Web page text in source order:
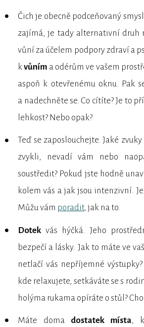
Čich je obecně podceňovaný
zajímá, je tady alternativní druh
vůní za účelem podpory zdraví a
kvůním a odérům ve vašem
aspoň k otevřenému oknu. Pak
a nadechněte se. Co cítíte? Je to
lehkost? Nebo opak?
Teď se zaposlouchejte. Jaké
zvykli, nevadí vám nebo
soustředit? Pokud jste hodně
kolem vás a jak jsou intenzivní.
Můžu vám poradit, jak na to.
Dotek vás hýčká. Jeho
bezpečí a lásky. Jak to máte ve
netlačí vás nepříjemné
kde relaxujete, setkáváte se s
holýma rukama opíráte o stůl?
Máte doma dostatek místa,